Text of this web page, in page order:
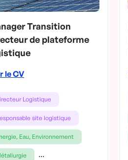
Transition
de plateforme
le CV
Logistique
site logistique
Eau, Environnement
...